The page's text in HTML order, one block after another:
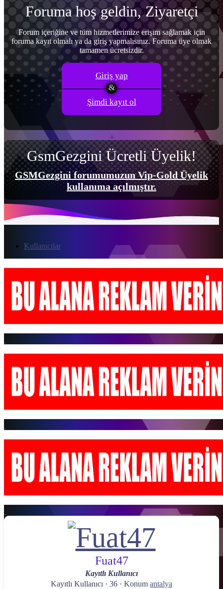
Foruma hoş geldin, Ziyaretçi
Forum içeriğine ve tüm hizmetlerimize erişim sağlamak için
foruma kayıt olmalı ya da giriş yapmalısınız. Foruma üye olmak
tamamen ücretsizdir.
Giriş yap
Şimdi kayıt ol
GsmGezgini Ücretli Üyelik!
GSMGezgini forumumuzun Vip-Gold Üyelik
kullanıma açılmıştır.
Kullanıcılar
Fuat47
Kayıtlı Kullanıcı
Kayıtlı Kullanıcı · 36 · Konum antalya